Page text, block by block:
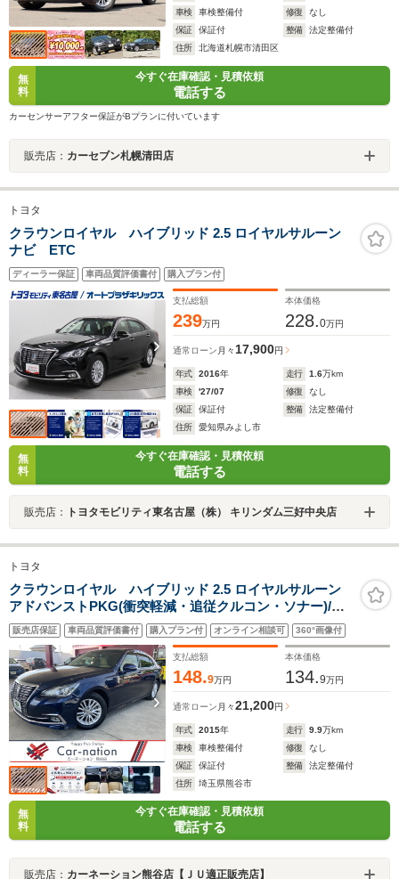
車検
車検整備付 修復
なし
保証
保証付 整備
法定整備付
住所
北海道札幌市清田区
無
料
今すぐ在庫確認・見積依頼
電話する
カーセンサーアフター保証がBプランに付いています
販売店： カーセブン札幌清田店
トヨタ
クラウンロイヤル ハイブリッド 2.5 ロイヤルサルーン
ナビ ETC
ディーラー保証 車両品質評価書付 購入プラン付
支払総額
239万円
本体価格
228.0万円
通常ローン 月々 17,900円
年式 2016年 走行 1.6万km
車検
'27/07 修復
なし
保証
保証付 整備
法定整備付
住所
愛知県みよし市
無
料
今すぐ在庫確認・見積依頼
電話する
販売店： トヨタモビリティ東名古屋（株） キリンダム三好中央店
トヨタ
クラウンロイヤル ハイブリッド 2.5 ロイヤルサルーン
アドバンストPKG(衝突軽減・追従クルコン・ソナー)/レ
ザーシートPKG(ベージュ革・ベンチレーション)/LEDヘ
ッドランプ/前席パワーシート・シートヒーター/Tコネク
トナビ/バックカメラ/ビルトインETC/ドラレコ
販売店保証 車両品質評価書付 購入プラン付 オンライン相談可 360°画像付
支払総額
148.9万円
本体価格
134.9万円
通常ローン 月々21,200円
年式 2015年 走行 9.9万km
車検
車検整備付 修復
なし
保証
保証付 整備
法定整備付
住所
埼玉県熊谷市
無
料
今すぐ在庫確認・見積依頼
電話する
販売店： カーネーション熊谷店【ＪＵ適正販売店】